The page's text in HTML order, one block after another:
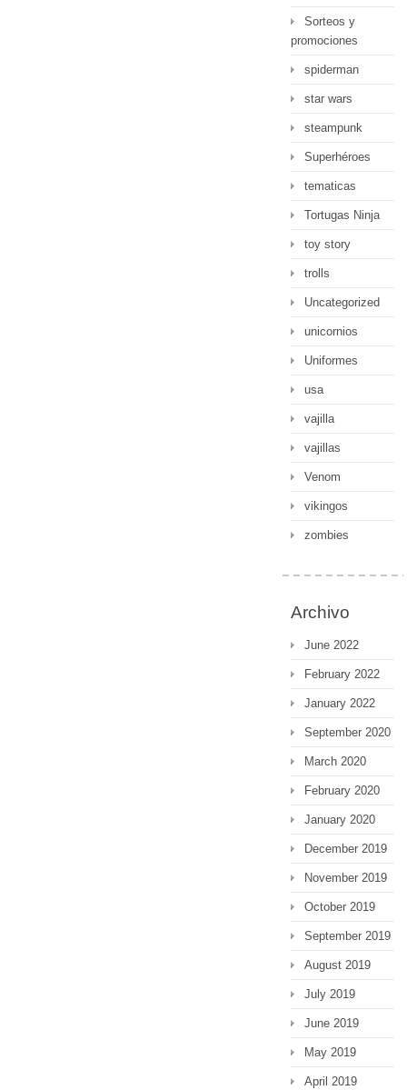
Sorteos y
promociones
spiderman
star wars
steampunk
Superhéroes
tematicas
Tortugas Ninja
toy story
trolls
Uncategorized
unicornios
Uniformes
usa
vajilla
vajillas
Venom
vikingos
zombies
Archivo
June 2022
February 2022
January 2022
September 2020
March 2020
February 2020
January 2020
December 2019
November 2019
October 2019
September 2019
August 2019
July 2019
June 2019
May 2019
April 2019